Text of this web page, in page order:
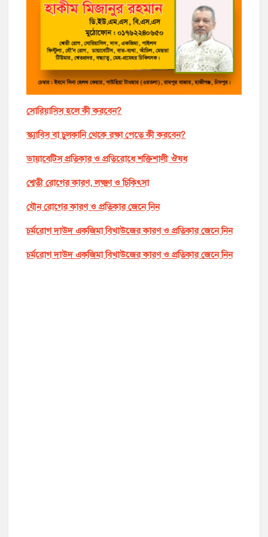
সোরিয়াসিস হলে কী করবেন?
স্ক্যাবিস বা চুলকানি থেকে রক্ষা পেতে কী করবেন?
ডায়াবেটিস প্রতিকার ও প্রতিরোধে শক্তিশালী ঔষধ
শ্বেতী রোগের কারণ, লক্ষ্মণ ও চিকিৎসা
যৌন রোগের কারণ ও প্রতিকার জেনে নিন
চর্মরোগ দাউদ একজিমা বিখাউজের কারণ ও প্রতিকার জেনে নিন
চর্মরোগ দাউদ একজিমা বিখাউজের কারণ ও প্রতিকার জেনে নিন